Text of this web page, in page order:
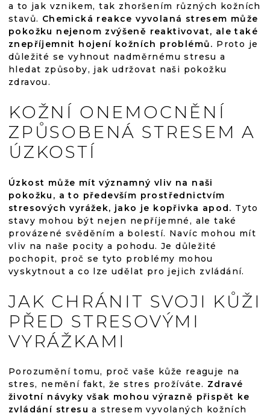
a to jak vznikem, tak zhoršením různých kožních
stavů. Chemická reakce vyvolaná stresem může
pokožku nejenom zvýšeně reaktivovat, ale také
znepříjemnit hojení kožních problémů. Proto je
důležité se vyhnout nadměrnému stresu a
hledat způsoby, jak udržovat naši pokožku
zdravou.
KOŽNÍ ONEMOCNĚNÍ
ZPŮSOBENÁ STRESEM A
ÚZKOSTÍ
Úzkost může mít významný vliv na naši
pokožku, a to především prostřednictvím
stresových vyrážek, jako je kopřivka apod. Tyto
stavy mohou být nejen nepříjemné, ale také
provázené svěděním a bolestí. Navíc mohou mít
vliv na naše pocity a pohodu. Je důležité
pochopit, proč se tyto problémy mohou
vyskytnout a co lze udělat pro jejich zvládání.
JAK CHRÁNIT SVOJI KŮŽI
PŘED STRESOVÝMI
VYRÁŽKAMI
Porozumění tomu, proč vaše kůže reaguje na
stres, nemění fakt, že stres prožíváte. Zdravé
životní návyky však mohou výrazně přispět ke
zvládání stresu a stresem vyvolaných kožních